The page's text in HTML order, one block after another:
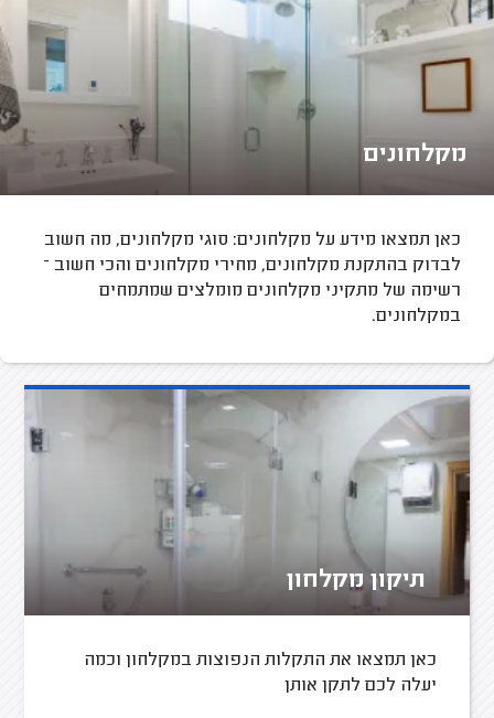
מקלחונים
כאן תמצאו מידע על מקלחונים: סוגי מקלחונים, מה חשוב
לבדוק בהתקנת מקלחונים, מחירי מקלחונים והכי חשוב –
רשימה של מתקיני מקלחונים מומלצים שמתמחים
במקלחונים.
תיקון מקלחון
כאן תמצאו את התקלות הנפוצות במקלחון וכמה
יעלה לכם לתקן אותן